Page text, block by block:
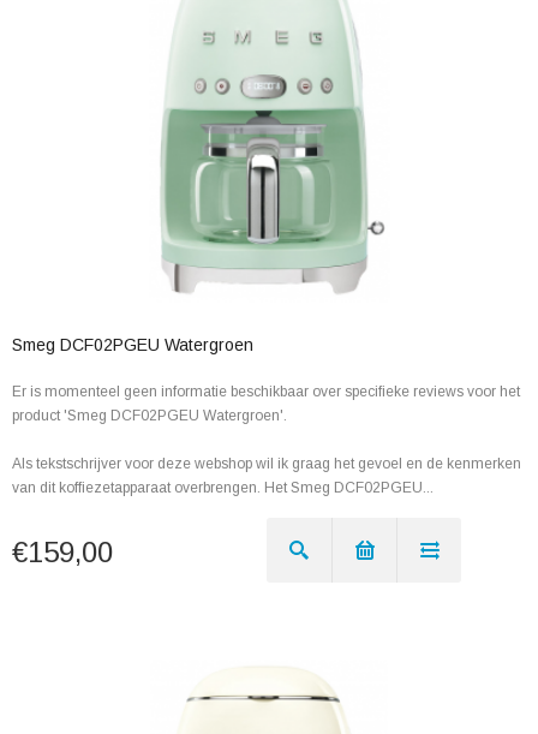
Smeg DCF02PGEU Watergroen
Er is momenteel geen informatie beschikbaar over specifieke reviews voor het
product 'Smeg DCF02PGEU Watergroen'.
Als tekstschrijver voor deze webshop wil ik graag het gevoel en de kenmerken
van dit koffiezetapparaat overbrengen. Het Smeg DCF02PGEU...
€159,00